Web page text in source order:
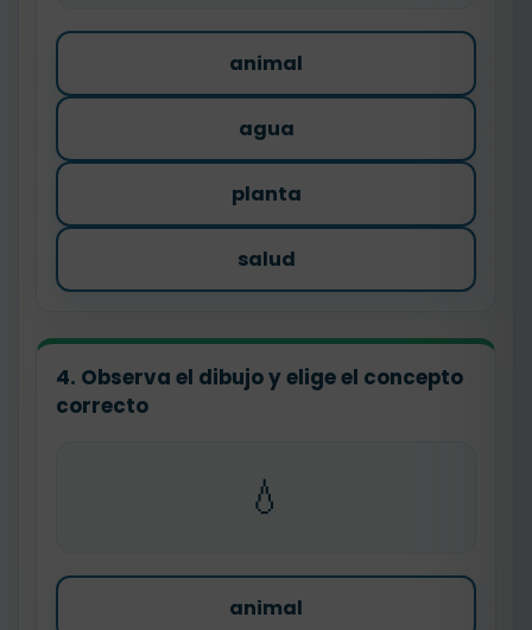
animal
agua
planta
salud
4. Observa el dibujo y elige el concepto
correcto
💧
animal